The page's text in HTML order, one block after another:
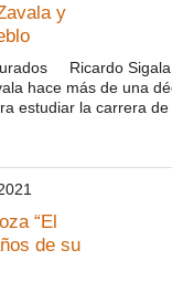
y
Ricardo
hace más de una
estudiar la carrera de
“El
de su